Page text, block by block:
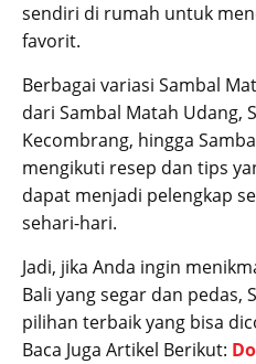
sendiri di rumah untuk
favorit.
Berbagai variasi Sambal
dari Sambal Matah Udang,
Kecombrang, hingga
mengikuti resep dan tips
dapat menjadi pelengkap
sehari-hari.
Jadi, jika Anda ingin
Bali yang segar dan pedas,
pilihan terbaik yang bisa
Baca Juga Artikel Berikut: